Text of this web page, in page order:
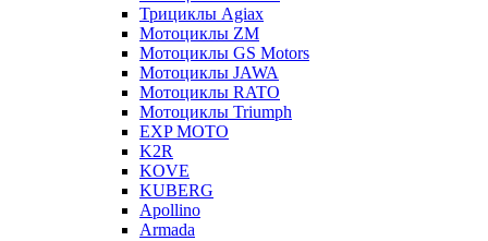
Трициклы Agiax
Мотоциклы ZM
Мотоциклы GS Motors
Мотоциклы JAWA
Мотоциклы RATO
Мотоциклы Triumph
EXP MOTO
K2R
KOVE
KUBERG
Apollino
Armada